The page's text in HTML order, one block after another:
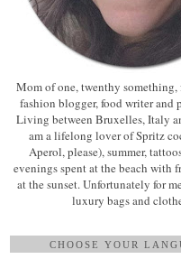
Mom of one, twenthy
fashion blogger, food writer and
Living between Bruxelles, Italy
am a lifelong lover of Spritz
Aperol, please), summer,
evenings spent at the beach with
at the sunset. Unfortunately for
luxury bags and
CHOOSE YOUR